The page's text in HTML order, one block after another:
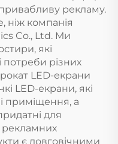
рекламу.
ніж компанія
Co., Ltd. Ми
які
потреби різних
LED-екрани
LED-екрани, які
приміщення, а
для
рекламних
є довговічними